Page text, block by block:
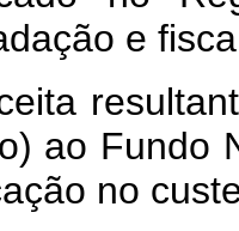
e
ao Fundo
no